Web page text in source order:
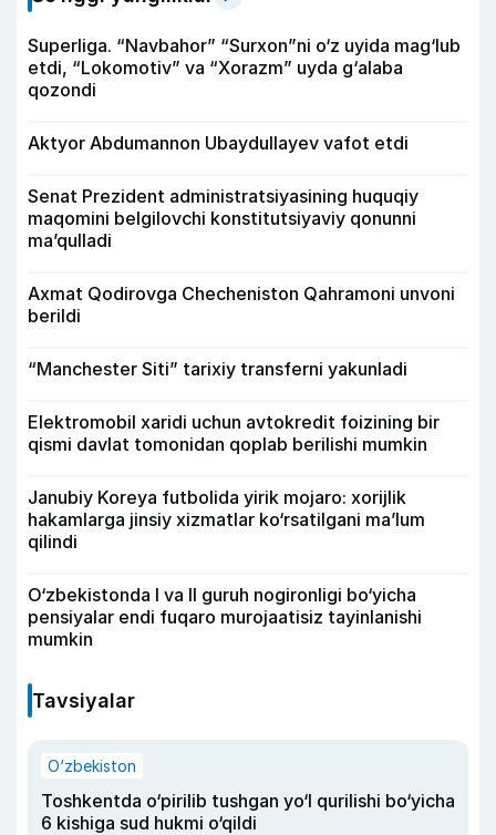
Superliga. “Navbahor” “Surxon”ni o‘z uyida mag‘lub
etdi, “Lokomotiv” va “Xorazm” uyda g‘alaba
qozondi
Aktyor Abdu­mannon Ubaydullayev vafot etdi
Senat Prezident administratsiyasining huquqiy
maqomini belgilovchi konstitutsiyaviy qonunni
ma’qulladi
Axmat Qodirovga Checheniston Qahramoni unvoni
berildi
“Manchester Siti” tarixiy transferni yakunladi
Elektromobil xaridi uchun avtokredit foizining bir
qismi davlat tomonidan qoplab berilishi mumkin
Janubiy Koreya futbolida yirik mojaro: xorijlik
hakamlarga jinsiy xizmatlar ko‘rsatilgani ma’lum
qilindi
O‘zbekistonda I va II guruh nogironligi bo‘yicha
pensiyalar endi fuqaro murojaatisiz tayinlanishi
mumkin
Tavsiyalar
O‘zbekiston
Toshkentda o‘pirilib tushgan yo‘l qurilishi bo‘yicha
6 kishiga sud hukmi o‘qildi